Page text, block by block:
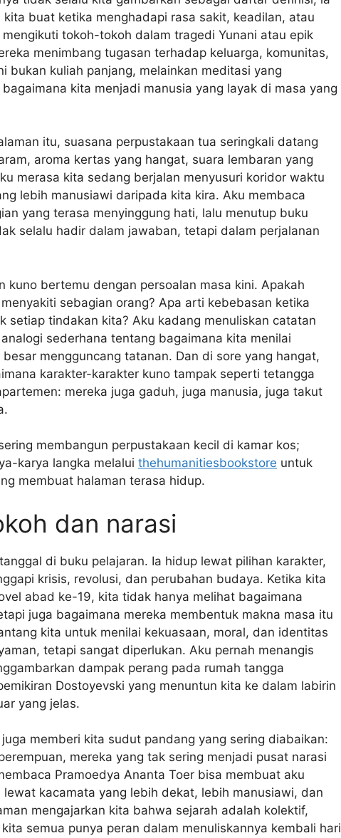
buat ketika menghadapi rasa sakit, keadilan, atau
tokoh-tokoh dalam tragedi Yunani atau epik
menimbang tugasan terhadap keluarga, komunitas,
bukan kuliah panjang, melainkan meditasi yang
kita menjadi manusia yang layak di masa yang
itu, suasana perpustakaan tua seringkali datang
aroma kertas yang hangat, suara lembaran yang
merasa kita sedang berjalan menyusuri koridor waktu
lebih manusiawi daripada kita kira. Aku membaca
yang terasa menyinggung hati, lalu menutup buku
selalu hadir dalam jawaban, tetapi dalam perjalanan
kuno bertemu dengan persoalan masa kini. Apakah
sebagian orang? Apa arti kebebasan ketika
setiap tindakan kita? Aku kadang menuliskan catatan
sederhana tentang bagaimana kita menilai
mengguncang tatanan. Dan di sore yang hangat,
karakter-karakter kuno tampak seperti tetangga
mereka juga gaduh, juga manusia, juga takut
membangun perpustakaan kecil di kamar kos;
karya langka melalui thehumanitiesbookstore untuk
membuat halaman terasa hidup.
dan narasi
di buku pelajaran. Ia hidup lewat pilihan karakter,
krisis, revolusi, dan perubahan budaya. Ketika kita
abad ke-19, kita tidak hanya melihat bagaimana
juga bagaimana mereka membentuk makna masa itu
kita untuk menilai kekuasaan, moral, dan identitas
tetapi sangat diperlukan. Aku pernah menangis
dampak perang pada rumah tangga
Dostoyevski yang menuntun kita ke dalam labirin
yang jelas.
memberi kita sudut pandang yang sering diabaikan:
mereka yang tak sering menjadi pusat narasi
Pramoedya Ananta Toer bisa membuat aku
kacamata yang lebih dekat, lebih manusiawi, dan
mengajarkan kita bahwa sejarah adalah kolektif,
semua punya peran dalam menuliskannya kembali hari